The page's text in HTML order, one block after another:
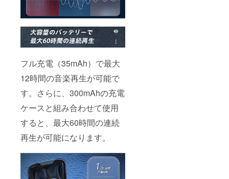
フル充電（35mAh）で最大
12時間の音楽再生が可能で
す。さらに、300mAhの充電
ケースと組み合わせて使用
すると、最大60時間の連続
再生が可能になります。